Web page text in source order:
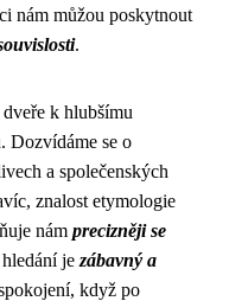
nám můžou poskytnout
.
k hlubšímu
Dozvídáme se o
a společenských
znalost etymologie
nám precizněji se
je zábavný a
když po